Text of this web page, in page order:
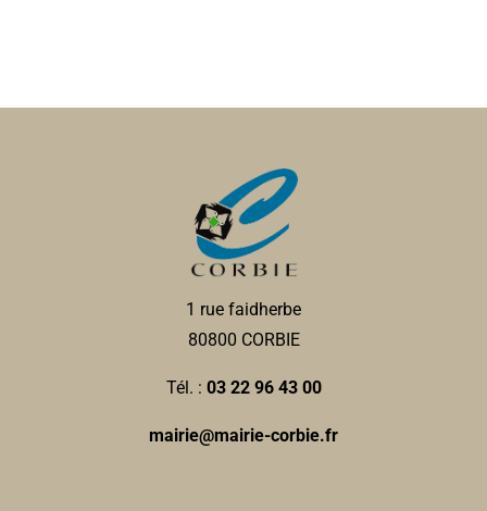
1 rue faidherbe
80800 CORBIE
Tél. : 03 22 96 43 00
mairie@mairie-corbie.fr